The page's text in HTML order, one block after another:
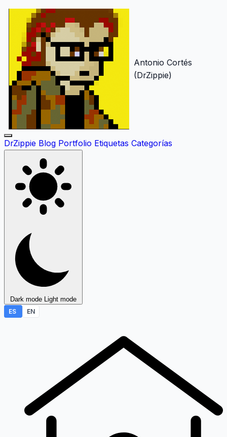
Antonio Cortés
(DrZippie)
DrZippie Blog Portfolio Etiquetas Categorías
Dark mode Light mode
ES
EN